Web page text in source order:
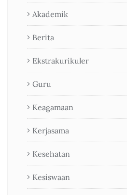
Akademik
Berita
Ekstrakurikuler
Guru
Keagamaan
Kerjasama
Kesehatan
Kesiswaan